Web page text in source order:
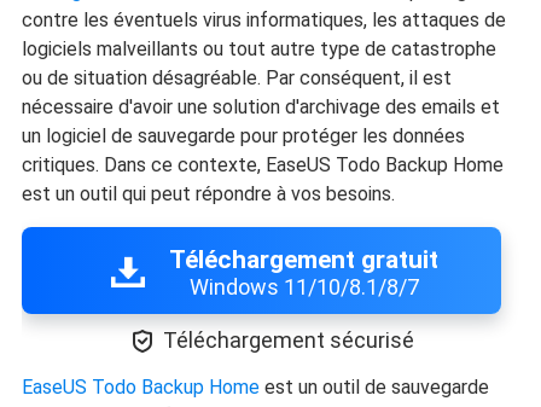
contre les éventuels virus informatiques, les attaques de
logiciels malveillants ou tout autre type de catastrophe
ou de situation désagréable. Par conséquent, il est
nécessaire d'avoir une solution d'archivage des emails et
un logiciel de sauvegarde pour protéger les données
critiques. Dans ce contexte, EaseUS Todo Backup Home
est un outil qui peut répondre à vos besoins.
Téléchargement gratuit
Windows 11/10/8.1/8/7
 Téléchargement sécurisé
EaseUS Todo Backup Homeest un outil de sauvegarde